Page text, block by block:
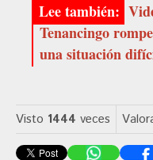
Tenancingo
una situación
Visto 1444 veces